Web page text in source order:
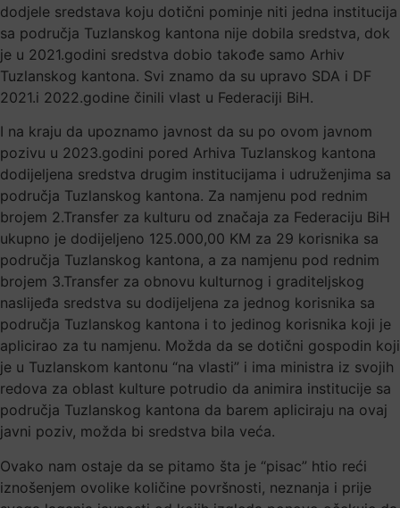
dodjele sredstava koju dotični pominje niti jedna institucija
sa područja Tuzlanskog kantona nije dobila sredstva, dok
je u 2021.godini sredstva dobio takođe samo Arhiv
Tuzlanskog kantona. Svi znamo da su upravo SDA i DF
2021.i 2022.godine činili vlast u Federaciji BiH.
I na kraju da upoznamo javnost da su po ovom javnom
pozivu u 2023.godini pored Arhiva Tuzlanskog kantona
dodijeljena sredstva drugim institucijama i udruženjima sa
područja Tuzlanskog kantona. Za namjenu pod rednim
brojem 2.Transfer za kulturu od značaja za Federaciju BiH
ukupno je dodijeljeno 125.000,00 KM za 29 korisnika sa
područja Tuzlanskog kantona, a za namjenu pod rednim
brojem 3.Transfer za obnovu kulturnog i graditeljskog
naslijeđa sredstva su dodijeljena za jednog korisnika sa
područja Tuzlanskog kantona i to jedinog korisnika koji je
aplicirao za tu namjenu. Možda da se dotični gospodin koji
je u Tuzlanskom kantonu “na vlasti” i ima ministra iz svojih
redova za oblast kulture potrudio da animira institucije sa
područja Tuzlanskog kantona da barem apliciraju na ovaj
javni poziv, možda bi sredstva bila veća.
Ovako nam ostaje da se pitamo šta je “pisac” htio reći
iznošenjem ovolike količine površnosti, neznanja i prije